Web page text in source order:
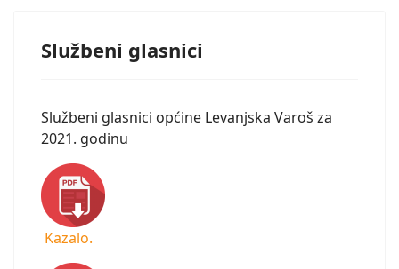
Službeni glasnici
Službeni glasnici općine Levanjska Varoš za
2021. godinu
Kazalo.